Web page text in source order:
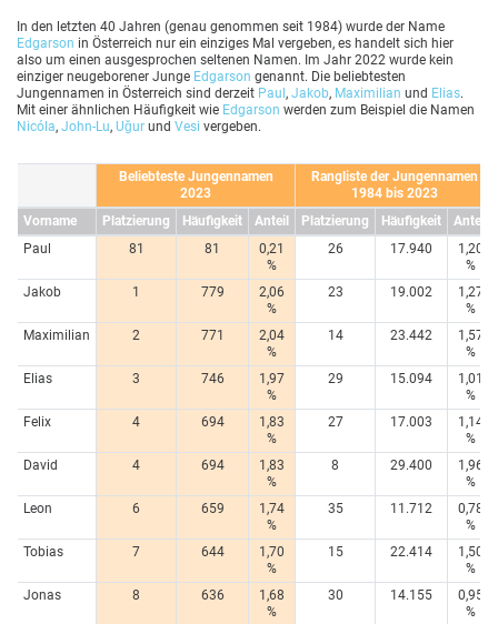
In den letzten 40 Jahren (genau genommen seit 1984) wurde der Name
Edgarson in Österreich nur ein einziges Mal vergeben, es handelt sich hier
also um einen ausgesprochen seltenen Namen. Im Jahr 2022 wurde kein
einziger neugeborener Junge Edgarson genannt. Die beliebtesten
Jungennamen in Österreich sind derzeit Paul , Jakob, Maximilian und Elias.
Mit einer ähnlichen Häufigkeit wie Edgarson werden zum Beispiel die Namen
Nicóla, John-Lu, Uǧur und Vesi vergeben.
Beliebteste Jungennamen
2023
Rangliste der Jungennamen
1984 bis 2023
Vorname
Platzierung Häufigkeit Anteil Platzierung Häufigkeit
Anteil
Paul
81 81
0,21
%
26 17.940
1,20
%
Jakob
1 779
2,06
%
23 19.002
1,27
%
Maximilian
2 771
2,04
%
14 23.442
1,57
%
Elias
3 746
1,97
%
29 15.094
1,01
%
Felix
4 694
1,83
%
27 17.003
1,14
%
David
4 694
1,83
%
8 29.400
1,96
%
Leon
6 659
1,74
%
35 11.712
0,78
%
Tobias
7 644
1,70
%
15 22.414
1,50
%
Jonas
8 636
1,68
%
30 14.155
0,95
%